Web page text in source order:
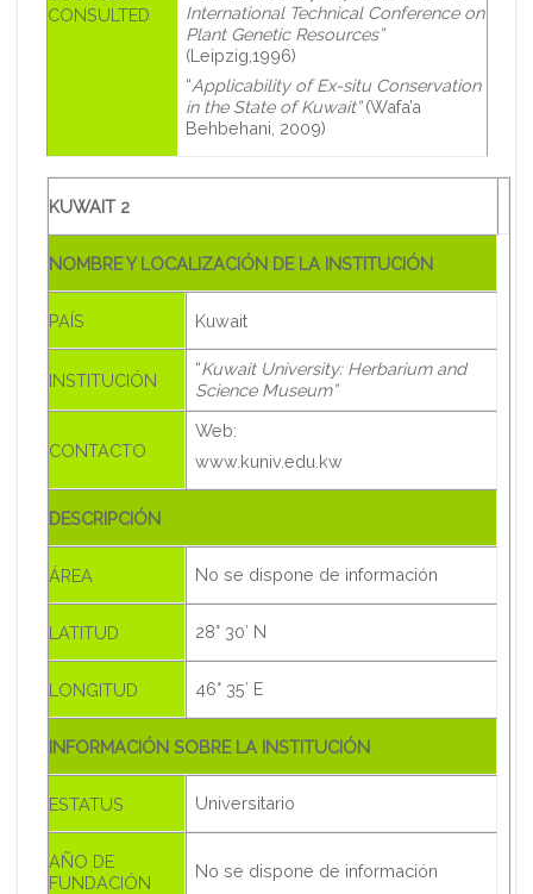
CONSULTED
International Technical Conference on
Plant Genetic Resources”
(Leipzig,1996)
“Applicability of Ex-situ Conservation
in the State of Kuwait”(Wafa’a
Behbehani, 2009)
KUWAIT 2
NOMBRE Y LOCALIZACIÓN DE LA INSTITUCIÓN
PAÍS Kuwait
INSTITUCIÓN
“Kuwait University: Herbarium and
Science Museum”
CONTACTO
Web:
www.kuniv.edu.kw
DESCRIPCIÓN
ÁREA No se dispone de información
LATITUD 28° 30′ N
LONGITUD 46° 35′ E
INFORMACIÓN SOBRE LA INSTITUCIÓN
ESTATUS Universitario
AÑO DE
FUNDACIÓN
No se dispone de información